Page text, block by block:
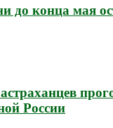
до конца мая
России